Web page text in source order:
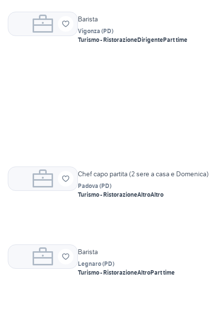
Barista
Vigonza (PD)
Turismo - RistorazioneDirigentePart time
Chef capo partita (2 sere a casa e Domenica)
Padova (PD)
Turismo - RistorazioneAltroAltro
Barista
Legnaro(PD)
Turismo - RistorazioneAltroPart time